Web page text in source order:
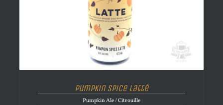
Pumpkin Spice Latté
Pumpkin Ale / Citrouille